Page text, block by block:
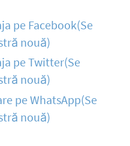
pe Facebook(Se
nouă)
pe Twitter(Se
nouă)
pe WhatsApp(Se
nouă)